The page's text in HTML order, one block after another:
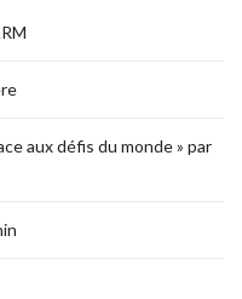
aux défis du monde » par